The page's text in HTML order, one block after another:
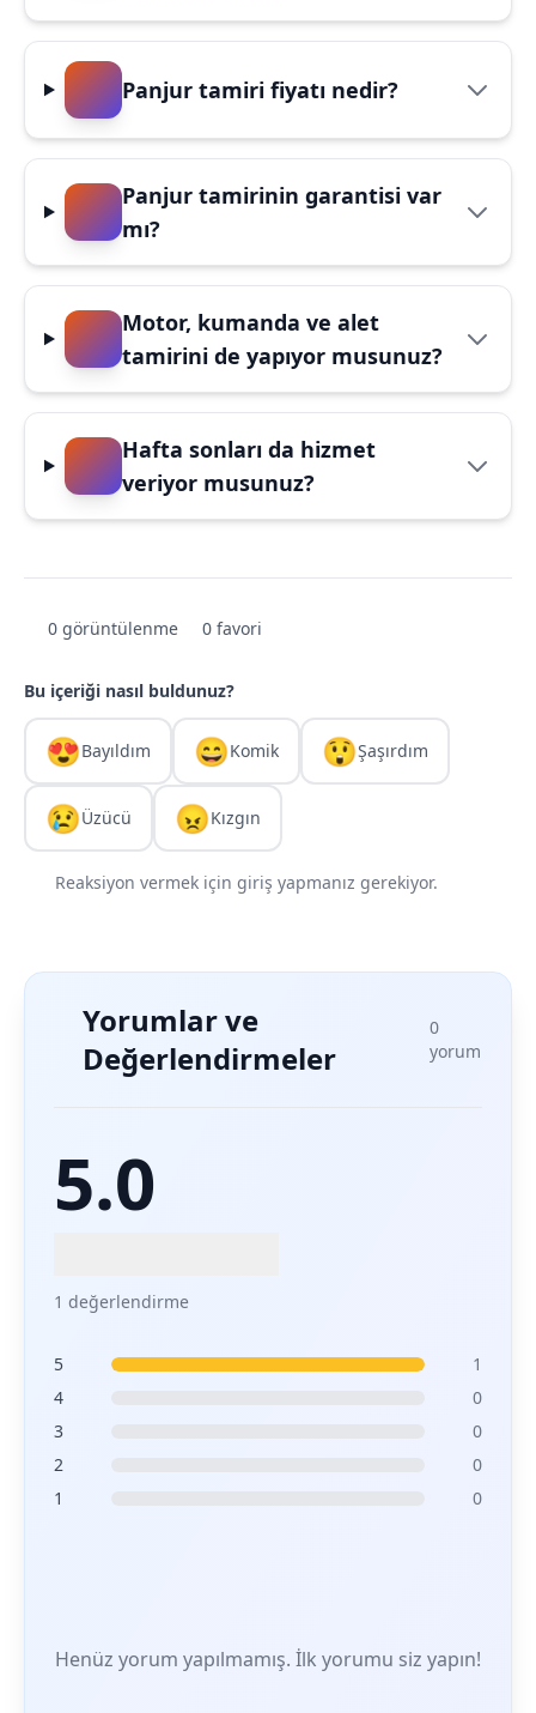
Panjur tamiri fiyatı nedir?
Panjur tamirinin garantisi var
mı?
Motor, kumanda ve alet
tamirini de yapıyor musunuz?
Hafta sonları da hizmet
veriyor musunuz?
0 görüntülenme 0 favori
Bu içeriği nasıl buldunuz?
😍Bayıldım 😄Komik 😲Şaşırdım
😢Üzücü 😠Kızgın
Reaksiyon vermek için giriş yapmanız gerekiyor.
Yorumlar ve
Değerlendirmeler
0
yorum
5.0
1 değerlendirme
5
1
4
0
3
0
2
0
1
0
Henüz yorum yapılmamış. İlk yorumu siz yapın!